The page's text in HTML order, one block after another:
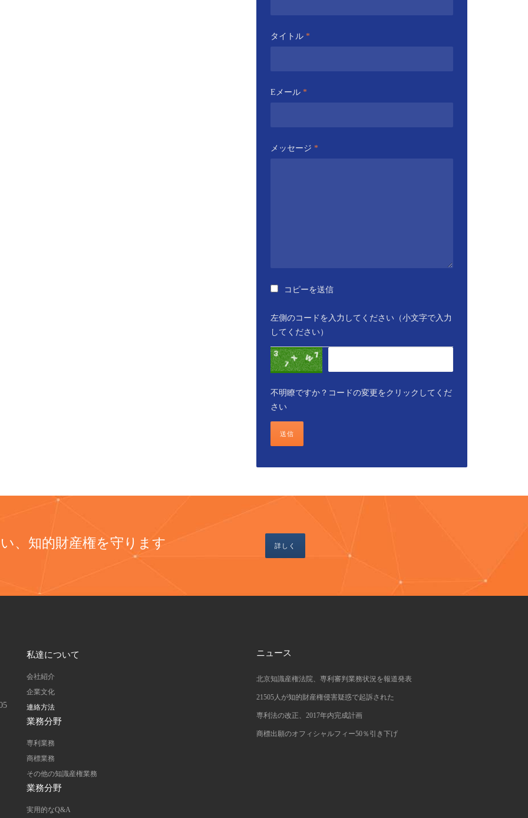
タイトル *
Eメール *
メッセージ *
コピーを送信
左側のコードを入力してください（小文字で入力
してください）
不明瞭ですか？コードの変更をクリックしてくだ
さい
送信
、知的財産権を守ります 詳しく
私達について
会社紹介
企業文化
連絡方法
業務分野
専利業務
商標業務
その他の知識産権業務
業務分野
実用的なQ&A
ニュース
北京知識産権法院、専利審判業務状況を報道発表
21505人が知的財産権侵害疑惑で起訴された
専利法の改正、2017年内完成計画
商標出願のオフィシャルフィー50％引き下げ